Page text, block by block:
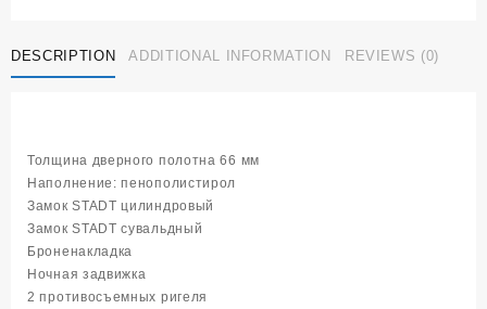
quantity
DESCRIPTION ADDITIONAL INFORMATION REVIEWS (0)
Толщина дверного полотна 66 мм
Наполнение: пенополистирол
Замок STADT цилиндровый
Замок STADT сувальдный
Броненакладка
Ночная задвижка
2 противосъемных ригеля